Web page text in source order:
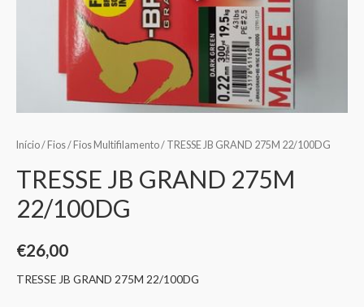
Início/ Fios/ Fios Multifilamento/ TRESSE JB GRAND 275M 22/100DG
TRESSE JB GRAND 275M
22/100DG
€26,00
TRESSE JB GRAND 275M 22/100DG